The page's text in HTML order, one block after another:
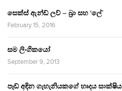
සෙක්ස් ඇන්ඩ් ලව් – බ්‍රා සහ ‘ලේ’
February 15, 2016
සම ලිංගිකයෝ
September 9, 2013
පෑඩ් අඳින ගැහැනියකගේ හෘදය සාක්ෂිය